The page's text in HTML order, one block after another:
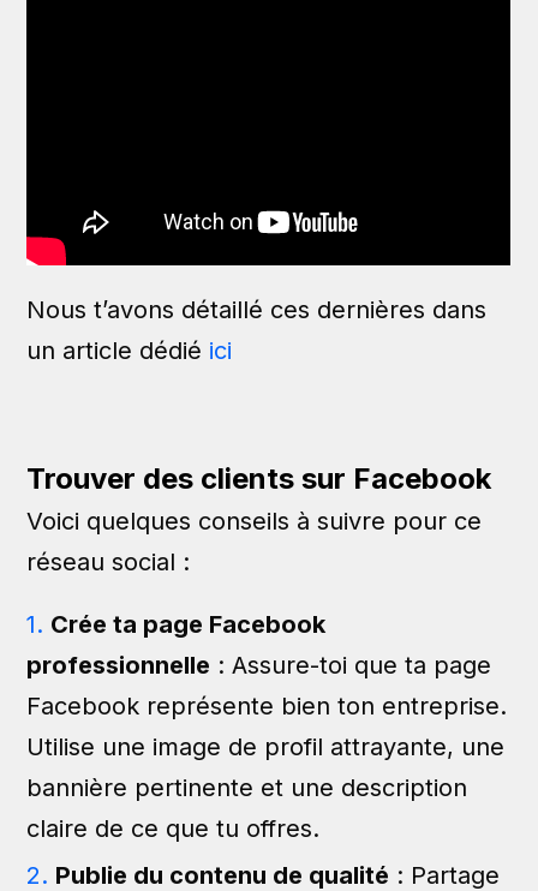
Nous t’avons détaillé ces dernières dans
un article dédié ici
Trouver des clients sur Facebook
Voici quelques conseils à suivre pour ce
réseau social :
Crée ta page Facebook
professionnelle : Assure-toi que ta page
Facebook représente bien ton entreprise.
Utilise une image de profil attrayante, une
bannière pertinente et une description
claire de ce que tu offres.
Publie du contenu de qualité : Partage